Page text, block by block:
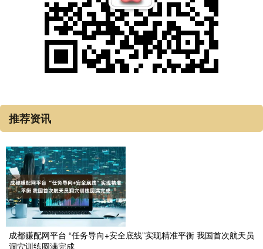
推荐资讯
成都赚配网平台 “任务导向+安全底线”实现精准平衡 我国首次航天员
洞穴训练圆满完成